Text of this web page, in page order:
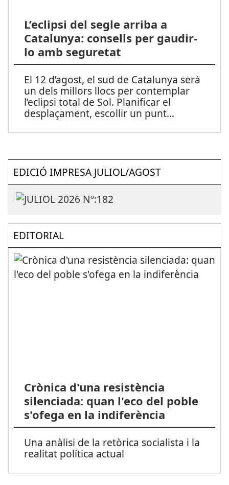
L’eclipsi del segle arriba a
Catalunya: consells per gaudir-
lo amb seguretat
El 12 d’agost, el sud de Catalunya serà
un dels millors llocs per contemplar
l’eclipsi total de Sol. Planificar el
desplaçament, escollir un punt...
EDICIÓ IMPRESA JULIOL/AGOST
EDITORIAL
Crònica d'una resistència
silenciada: quan l'eco del poble
s'ofega en la indiferència
Una anàlisi de la retòrica socialista i la
realitat política actual